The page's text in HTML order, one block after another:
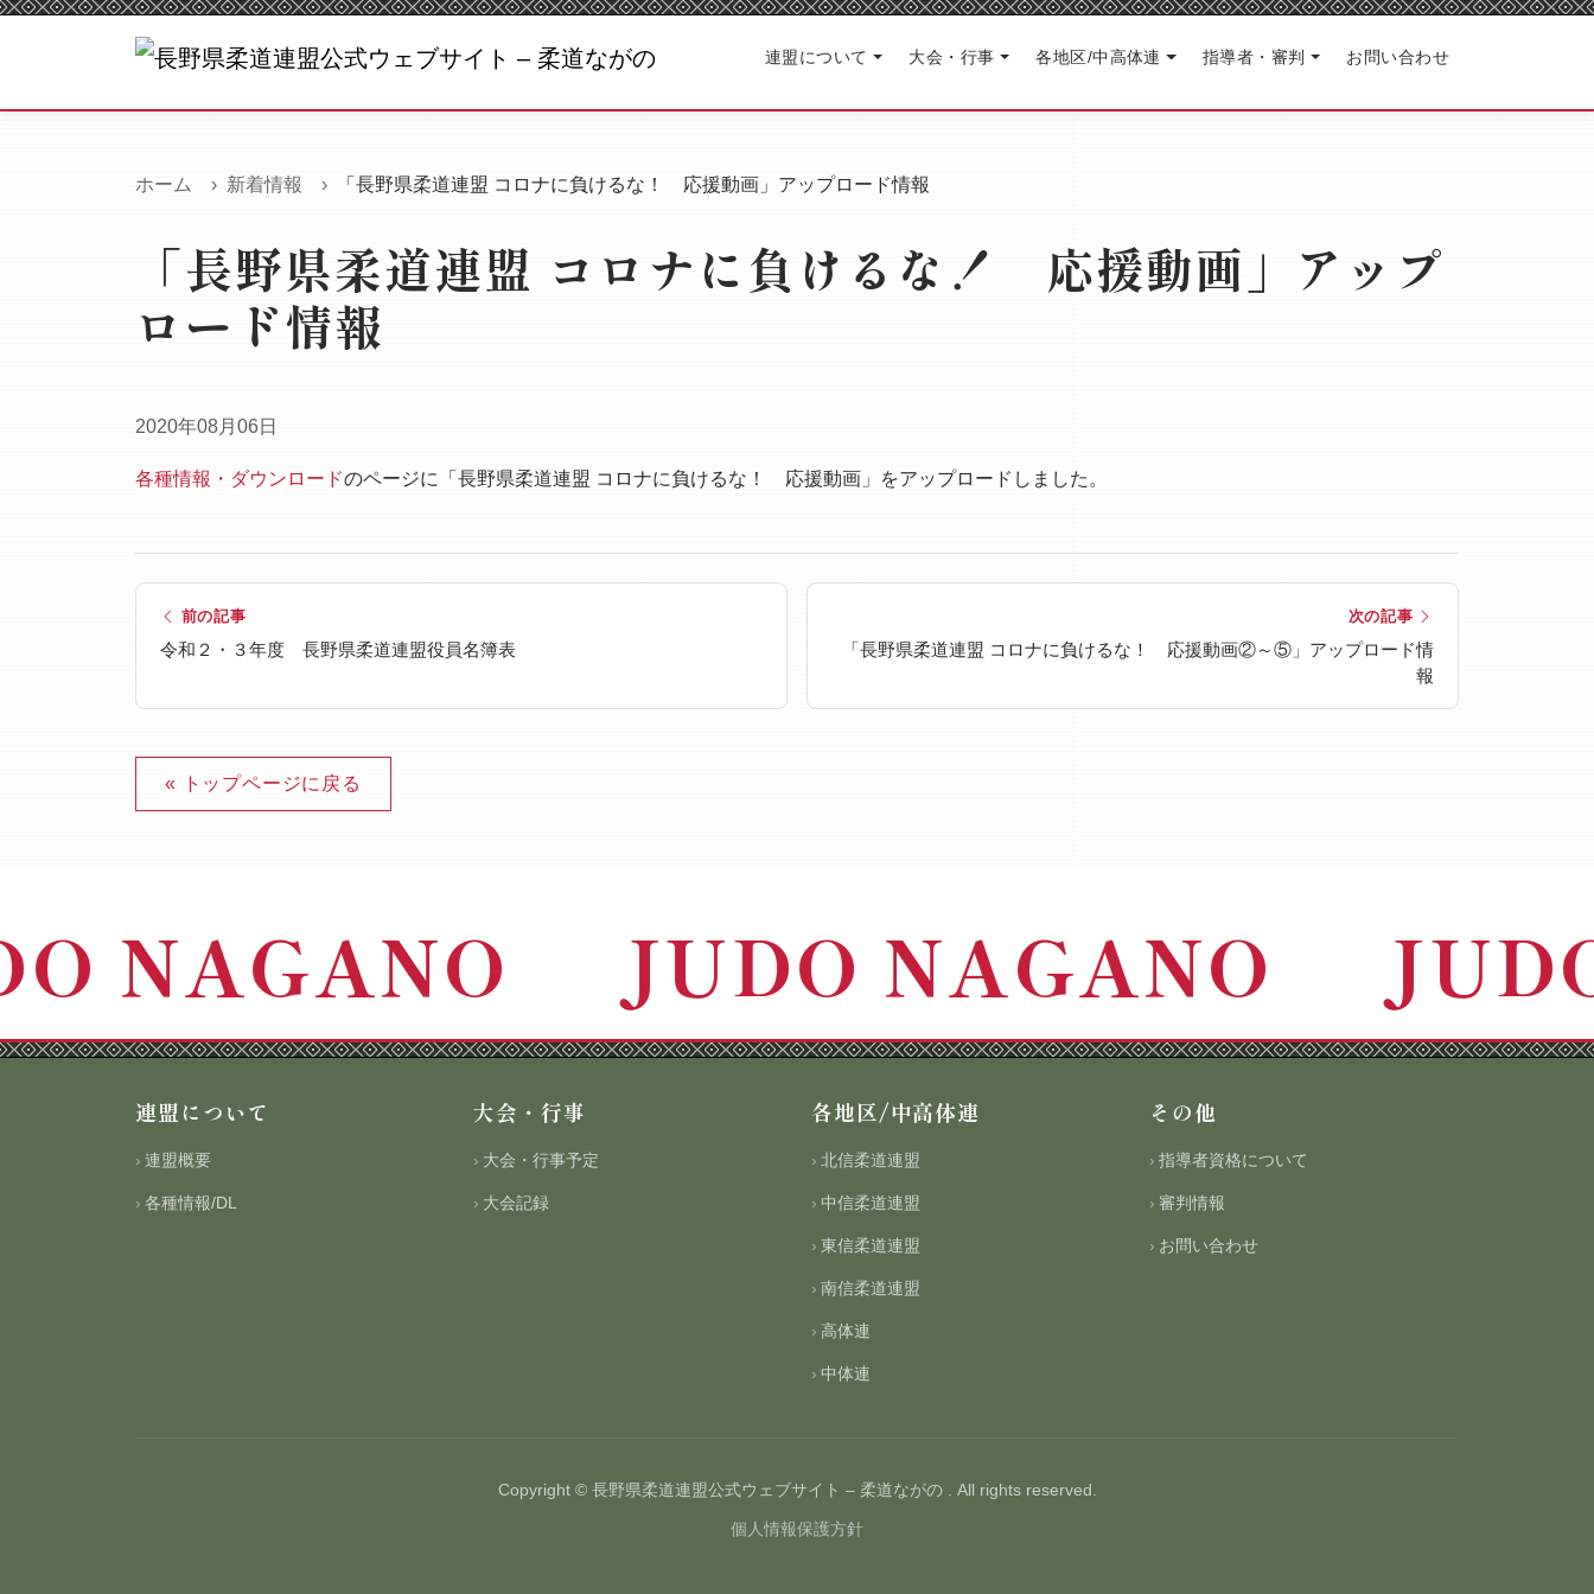
連盟について 大会・行事 各地区/中高体連 指導者・審判 お問い合わせ
ホーム 新着情報 「長野県柔道連盟 コロナに負けるな！ 応援動画」アップロード情報
「長野県柔道連盟 コロナに負けるな！ 応援動画」アップ
ロード情報
2020年08月06日
各種情報・ダウンロードのページに「長野県柔道連盟 コロナに負けるな！ 応援動画」をアップロードしました。
前の記事
令和２・３年度 長野県柔道連盟役員名簿表
次の記事
「長野県柔道連盟 コロナに負けるな！ 応援動画②～⑤」アップロード情
報
« トップページに戻る
NAGANO JUDO NAGANO
連盟について
連盟概要
各種情報/DL
大会・行事
大会・行事予定
大会記録
各地区/中高体連
北信柔道連盟
中信柔道連盟
東信柔道連盟
南信柔道連盟
高体連
中体連
その他
指導者資格について
審判情報
お問い合わせ
Copyright © 長野県柔道連盟公式ウェブサイト – 柔道ながの . All rights reserved.
個人情報保護方針